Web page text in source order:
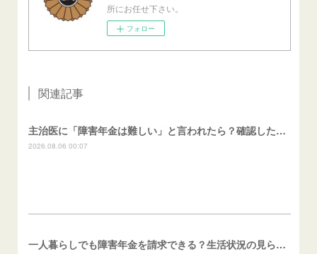
所にお任せ下さい。
フォロー
関連記事
主治医に「障害年金は難しい」と言われたら？確認したいこと
2026.08.06 00:07
一人暮らしでも障害年金を請求できる？生活状況の見られ方